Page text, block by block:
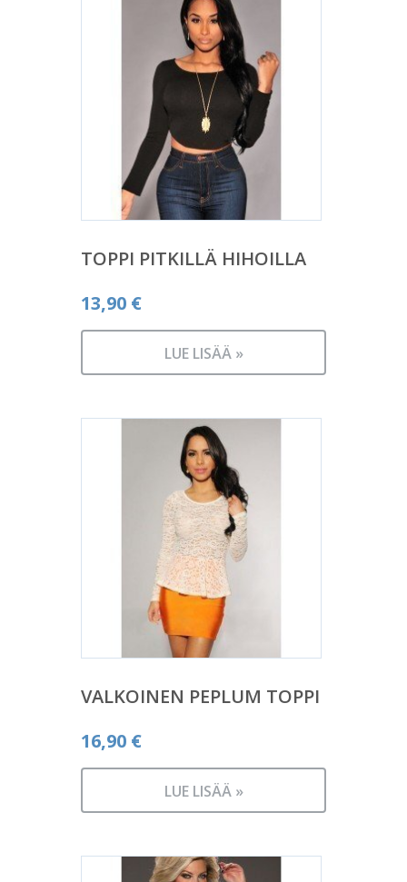
TOPPI PITKILLÄ HIHOILLA
13,90 €
LUE LISÄÄ »
VALKOINEN PEPLUM TOPPI
16,90 €
LUE LISÄÄ »